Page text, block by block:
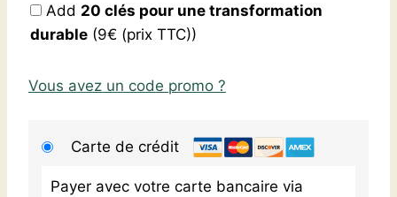
Add 20 clés pour une transformation
durable (9€ (prix TTC))
Vous avez un code promo ?
Carte de crédit
Payer avec votre carte bancaire via